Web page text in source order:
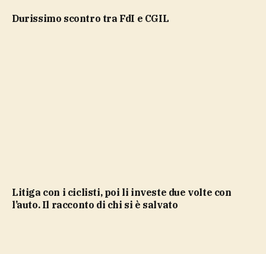
durissimo scontro tra FdI e CGIL
Litiga con i ciclisti, poi li investe due volte con
l’auto. Il racconto di chi si è salvato